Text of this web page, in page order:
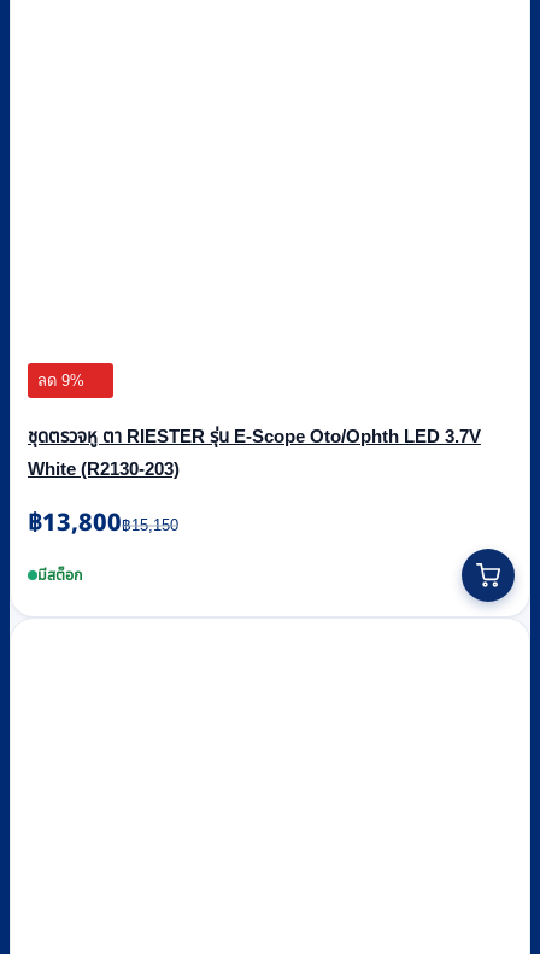
ลด 9%
ชุดตรวจหู ตา RIESTER รุ่น E-Scope Oto/Ophth LED 3.7V
White (R2130-203)
฿15,150
Original
price
was:
฿13,800
Current
price
is:มีสต็อก